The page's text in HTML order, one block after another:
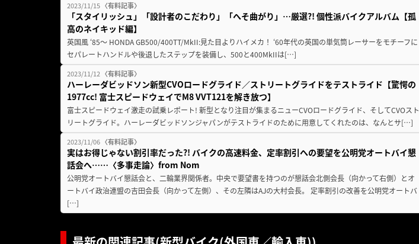
2023/11/15 〈有料記事〉
「スタイリッシュ」「設計者のこだわり」「へそ曲がり」…厳選?! 個性派バイクアルバム【孤
高のネイキッド編】
英国風 ‘85〜 HONDA GB500/400TT/MkII:見た目よりハイメカ！ ‘60年代の英国の単気筒レーサーをモチーフに
セパレートハンドルや後退したステップを装備し、500と400MkIIは[…]
2023/11/12 〈有料記事〉
ハーレーダビッドソン新型CVOロードグライド／ストリートグライドをテストライド【驚愕の
1977cc! 富士スピードウェイでM8 VVT121を解き放つ】
富士スピードウェイ激走の試乗レポート! 新型となり注目が集まるニューCVOロードグライド、そしてCVOスト
リートグライド。ハーレーダビッドソンジャパンがテストライドのために用意してくれたのは、なんとサ[…]
2023/11/06 〈有料記事〉
実はお得じゃない割引率だった?! バイクの高速料金、定率割引への要望を公明党オートバイ懇
話会へ……〈多事走論〉from Nom
公明党オートバイ懇話会と、二輪業界関係者。中央で要望書を持つのが懇話会北側会長（向かって右側）とオ
ートバイ政治連盟の吉田会長（向かって左側）、その左隣はAJの大村会長。 定率割引の改善を公明党オートバ
[…]